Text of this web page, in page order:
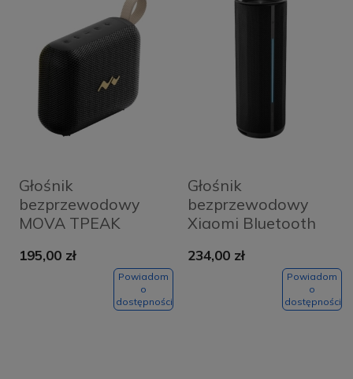
Głośnik
bezprzewodowy
MOVA TPEAK
Black
195,00 zł
Powiadom
o
dostępności
Głośnik
bezprzewodowy
Xiaomi Bluetooth
Czarny - Black
234,00 zł
Powiadom
o
dostępności